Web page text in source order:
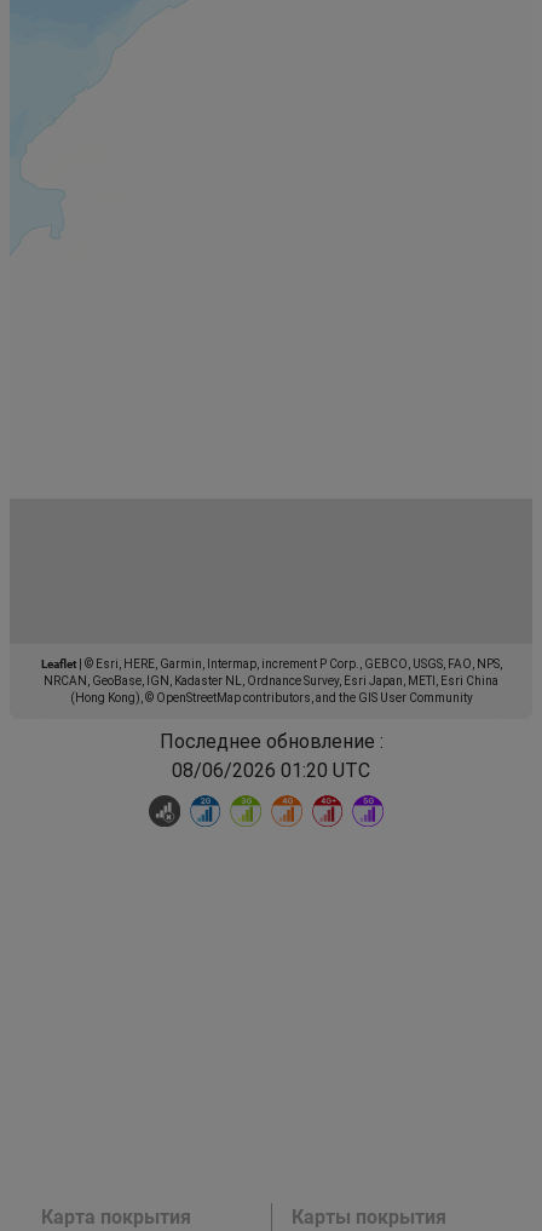
Leaflet
© Esri, HERE, Garmin, Intermap, increment P Corp., GEBCO, USGS, FAO, NPS,
NRCAN, GeoBase, IGN, Kadaster NL, Ordnance Survey, Esri Japan, METI, Esri China
(Hong Kong), © OpenStreetMap contributors, and the GIS User Community
Последнее обновление :
08/06/2026 01:20 UTC
Карта покрытия
Карты покрытия